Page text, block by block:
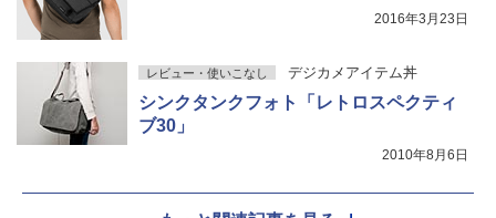
2016年3月23日
レビュー・使いこなし デジカメアイテム丼
シンクタンクフォト「レトロスペクティ
ブ30」
2010年8月6日